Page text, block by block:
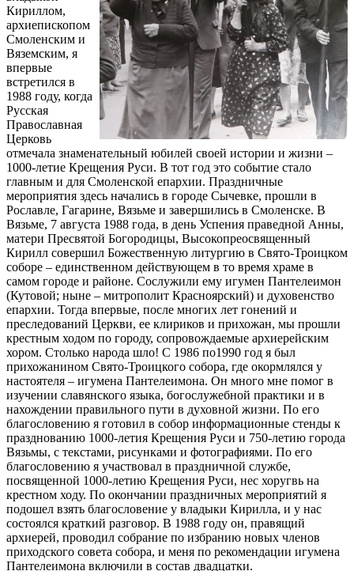
Кириллом,
архиепископом
Смоленским и
Вяземским, я
впервые
встретился в
1988 году, когда
Русская
Православная
Церковь
отмечала знаменательный юбилей своей истории и жизни –
1000-летие Крещения Руси. В тот год это событие стало
главным и для Смоленской епархии. Праздничные
мероприятия здесь начались в городе Сычевке, прошли в
Рославле, Гагарине, Вязьме и завершились в Смоленске. В
Вязьме, 7 августа 1988 года, в день Успения праведной Анны,
матери Пресвятой Богородицы, Высокопреосвященный
Кирилл совершил Божественную литургию в Свято-Троицком
соборе – единственном действующем в то время храме в
самом городе и районе. Сослужили ему игумен Пантелеимон
(Кутовой; ныне – митрополит Красноярский) и духовенство
епархии. Тогда впервые, после многих лет гонений и
преследований Церкви, ее клириков и прихожан, мы прошли
крестным ходом по городу, сопровождаемые архиерейским
хором. Столько народа шло! С 1986 по1990 год я был
прихожанином Свято-Троицкого собора, где окормлялся у
настоятеля – игумена Пантелеимона. Он много мне помог в
изучении славянского языка, богослужебной практики и в
нахождении правильного пути в духовной жизни. По его
благословению я готовил в собор информационные стенды к
празднованию 1000-летия Крещения Руси и 750-летию города
Вязьмы, с текстами, рисунками и фотографиями. По его
благословению я участвовал в праздничной службе,
посвященной 1000-летию Крещения Руси, нес хоругвь на
крестном ходу. По окончании праздничных мероприятий я
подошел взять благословение у владыки Кирилла, и у нас
состоялся краткий разговор. В 1988 году он, правящий
архиерей, проводил собрание по избранию новых членов
приходского совета собора, и меня по рекомендации игумена
Пантелеимона включили в состав двадцатки.